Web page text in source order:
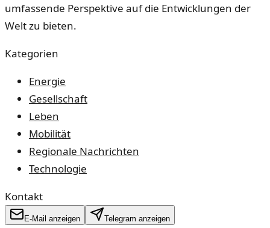
umfassende Perspektive auf die Entwicklungen der
Welt zu bieten.
Kategorien
Energie
Gesellschaft
Leben
Mobilität
Regionale Nachrichten
Technologie
Kontakt
E-Mail anzeigen Telegram anzeigen